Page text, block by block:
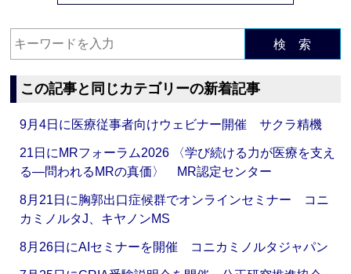
検 索
この記事と同じカテゴリーの新着記事
9月4日に医療従事者向けウェビナー開催 サクラ精機
21日にMRフォーラム2026 〈学び続ける力が医療を支え
る―問われるMRの真価〉 MR認定センター
8月21日に胸郭出口症候群でオンラインセミナー コニ
カミノルタJ、キヤノンMS
8月26日にAIセミナーを開催 コニカミノルタジャパン